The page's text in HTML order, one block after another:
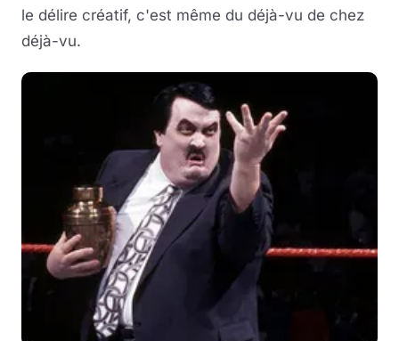
le délire créatif, c'est même du déjà-vu de chez
déjà-vu.